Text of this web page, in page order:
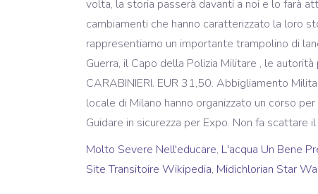
volta, la storia passerà davanti a noi e lo farà
cambiamenti che hanno caratterizzato la loro
rappresentiamo un importante trampolino di
Guerra, il Capo della Polizia Militare , le
CARABINIERI. EUR 31,50. Abbigliamento
locale di Milano hanno organizzato un corso
Guidare in sicurezza per Expo. Non fa scattare
Molto Severe Nell'educare, L'acqua Un Bene
Site Transitoire Wikipedia, Midichlorian Star